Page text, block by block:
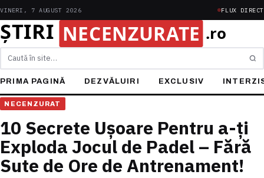
VINERI, 7 AUGUST 2026 FLUX DIRECT
Caută
PRIMA PAGINĂ DEZVĂLUIRI EXCLUSIV
NECENZURAT
10 Secrete Ușoare Pentru a-ți
Exploda Jocul de Padel – Fără
Sute de Ore de Antrenament!